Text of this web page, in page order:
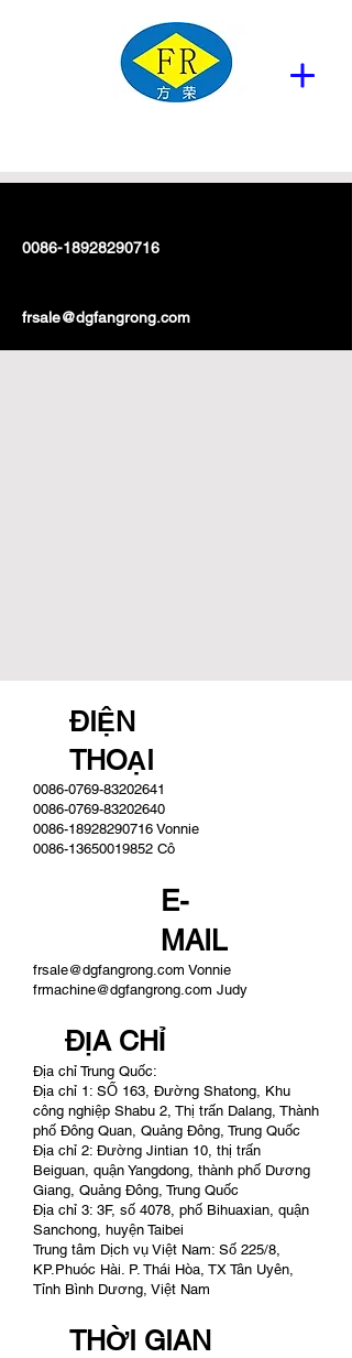
0086-18928290716
frsale@dgfangrong.com
ĐIỆN
THOẠI
0086-0769-83202641
0086-0769-83202640
0086-18928290716 Vonnie
0086-13650019852 Cô
E-
MAIL
frsale@dgfangrong.com Vonnie
frmachine@dgfangrong.com Judy
ĐỊA CHỈ
Địa chỉ Trung Quốc:
Địa chỉ 1: SỐ 163, Đường Shatong, Khu
công nghiệp Shabu 2, Thị trấn Dalang, Thành
phố Đông Quan, Quảng Đông, Trung Quốc
Địa chỉ 2: Đường Jintian 10, thị trấn
Beiguan, quận Yangdong, thành phố Dương
Giang, Quảng Đông, Trung Quốc
Địa chỉ 3: 3F, số 4078, phố Bihuaxian, quận
Sanchong, huyện Taibei
Trung tâm Dịch vụ Việt Nam: Số 225/8,
KP.Phuóc Hài. P. Thái Hòa, TX Tân Uyên,
Tỉnh Bình Dương, Việt Nam
THỜI GIAN